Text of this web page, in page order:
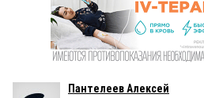
Пантелеев Алексей